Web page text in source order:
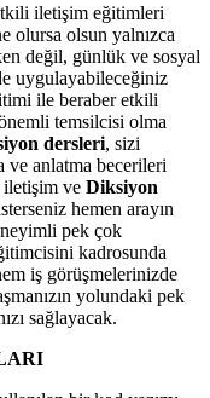
iletişim eğitimleri
olursa olsun yalnızca
değil, günlük ve sosyal
uygulayabileceğiniz
ile beraber etkili
temsilcisi olma
dersleri, sizi
ve anlatma becerileri
iletişim ve Diksiyon
hemen arayın
pek çok
kadrosunda
iş görüşmelerinizde
yolundaki pek
sağlayacak.